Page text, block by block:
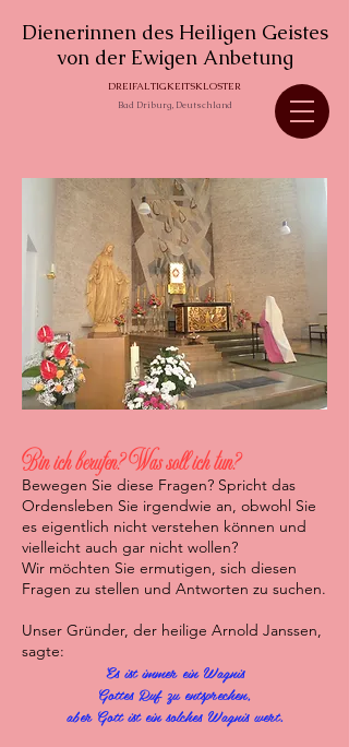
Dienerinnen des Heiligen Geistes
von der Ewigen Anbetung
DREIFALTIGKEITSKLOSTER
Bad Driburg, Deutschland
Bin ich berufen? Was soll ich tun?
Bewegen Sie diese Fragen? Spricht das
Ordensleben Sie irgendwie an, obwohl Sie
es eigentlich nicht verstehen können und
vielleicht auch gar nicht wollen?
Wir möchten Sie ermutigen, sich diesen
Fragen zu stellen und Antworten zu suchen.
Unser Gründer, der heilige Arnold Janssen,
sagte:
Es ist immer ein Wagnis
Gottes Ruf zu entsprechen,
aber Gott ist ein solches Wagnis wert.